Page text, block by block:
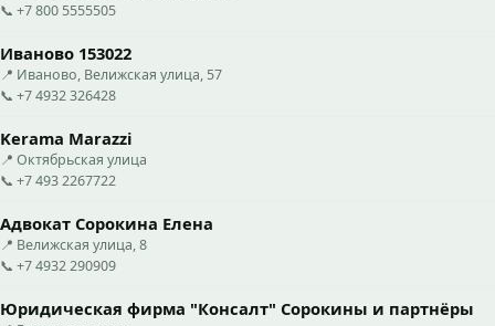
📞 +7 800 5555505
Иваново 153022
📍 Иваново, Велижская улица, 57
📞 +7 4932 326428
Kerama Marazzi
📍 Октябрьская улица
📞 +7 493 2267722
Адвокат Сорокина Елена
📍 Велижская улица, 8
📞 +7 4932 290909
Юридическая фирма "Консалт" Сорокины и партнёры